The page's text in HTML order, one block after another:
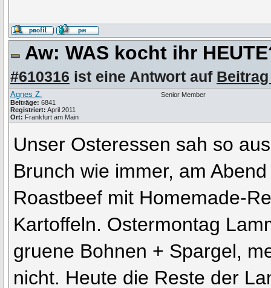
Aw: WAS kocht ihr
#610316 ist eine Antwort auf Beitrag
Agnes Z.
Beiträge: 6841
Registriert: April 2011
Ort: Frankfurt am Main
Senior Member
Unser Osteressen sah so
Brunch wie immer, am
Roastbeef mit Homemade-
Kartoffeln. Ostermontag
gruene Bohnen + Spargel,
nicht. Heute die Reste der